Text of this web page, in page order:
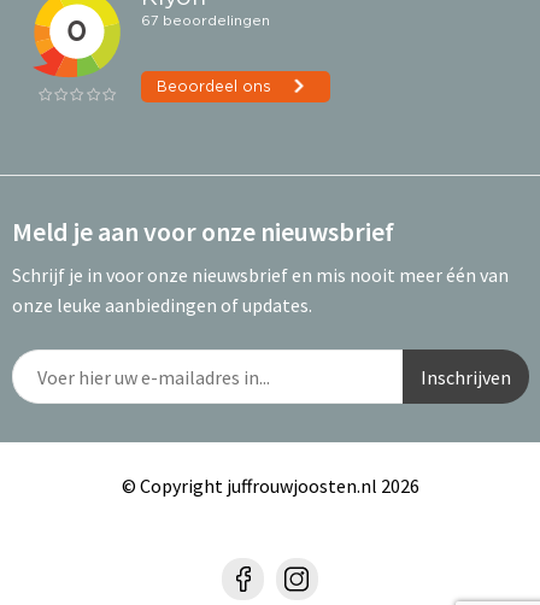
Meld je aan voor onze nieuwsbrief
Schrijf je in voor onze nieuwsbrief en mis nooit meer één van
onze leuke aanbiedingen of updates.
© Copyright juffrouwjoosten.nl 2026